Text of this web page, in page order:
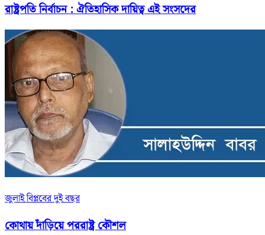
রাষ্ট্রপতি নির্বাচন : ঐতিহাসিক দায়িত্ব এই সংসদের
জুলাই বিপ্লবের দুই বছর
কোথায় দাঁড়িয়ে পররাষ্ট্র কৌশল